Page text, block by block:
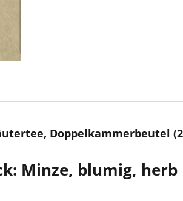
Doppelkammerbeutel
Minze, blumig, herb